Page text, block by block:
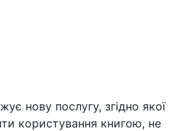
нову послугу, згідно якої
користування книгою, не